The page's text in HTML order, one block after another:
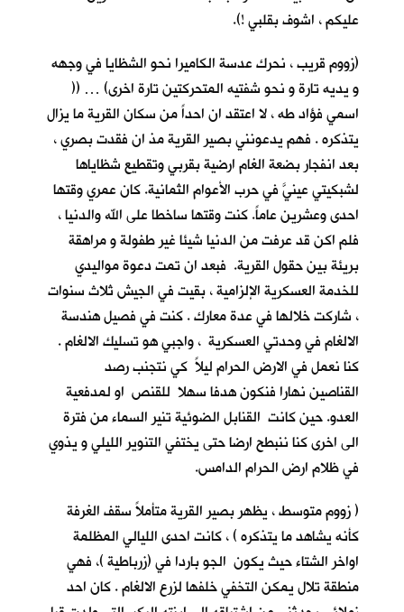
عليكم ، اشوف بقلبي !).
(زووم قريب ، نحرك عدسة الكاميرا نحو الشظايا في وجهه
و يديه تارة و نحو شفتيه المتحركتين تارة اخرى) … ((
اسمي فؤاد طه ، لا اعتقد ان احداً من سكان القرية ما يزال
يتذكره . فهم يدعونني بصير القرية مذ ان فقدت بصري ،
بعد انفجار بضعة الغام ارضية بقربي وتقطيع شظاياها
لشبكيتي عينيَّ في حرب الأعوام الثمانية. كان عمري وقتها
احدى وعشرين عاماً. كنت وقتها ساخطا على الله والدنيا ،
فلم اكن قد عرفت من الدنيا شيئا غير طفولة و مراهقة
بريئة بين حقول القرية. فبعد ان تمت دعوة مواليدي
للخدمة العسكرية الإلزامية ، بقيت في الجيش ثلاث سنوات
، شاركت خلالها في عدة معارك . كنت في فصيل هندسة
الالغام في وحدتي العسكرية ، واجبي هو تسليك الالغام .
كنا نعمل في الارض الحرام ليلاً كي نتجنب رصد
القناصين نهارا فنكون هدفا سهلا للقنص او لمدفعية
العدو. حين كانت القنابل الضوئية تنير السماء من فترة
الى اخرى كنا ننبطح ارضا حتى يختفي التنوير الليلي و يذوي
في ظلام ارض الحرام الدامس.
( زووم متوسط ، يظهر بصير القرية متأملاً سقف الغرفة
كأنه يشاهد ما يتذكره ) ، كانت احدى الليالي المظلمة
اواخر الشتاء حيث يكون الجو باردا في (زرباطية )، فهي
منطقة تلال يمكن التخفي خلفها لزرع الالغام . كان احد